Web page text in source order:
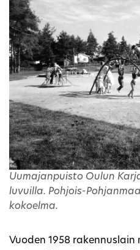
Uumajanpuisto Oulun
luvuilla. Pohjois-
kokoelma.
Vuoden 1958